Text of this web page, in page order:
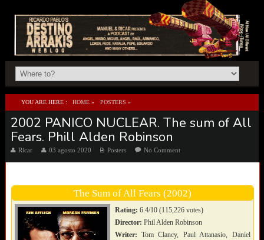
YOU ARE HERE : HOME » POSTERS »
2002 PANICO NUCLEAR. THE SUM OF ALL FEARS. PHILL ALDEN ROBINSON
2002 PANICO NUCLEAR. The sum of All
Fears. Phill Alden Robinson
Ricar 03 agosto 2020 Posters No Comment
The Sum of All Fears (2002)
Rating: 6.4/10 (115,226 votes)
Director: Phil Alden Robinson
Writer: Tom Clancy, Paul Attanasio, Daniel